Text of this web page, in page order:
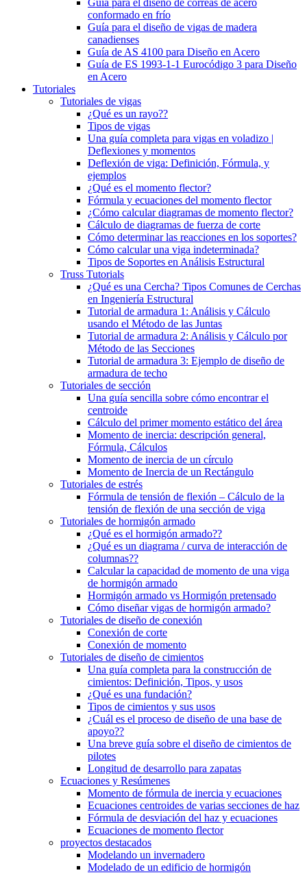
Guía para el diseño de correas de acero
conformado en frío
Guía para el diseño de vigas de madera
canadienses
Guía de AS 4100 para Diseño en Acero
Guía de ES 1993-1-1 Eurocódigo 3 para Diseño
en Acero
Tutoriales
Tutoriales de vigas
¿Qué es un rayo??
Tipos de vigas
Una guía completa para vigas en voladizo |
Deflexiones y momentos
Deflexión de viga: Definición, Fórmula, y
ejemplos
¿Qué es el momento flector?
Fórmula y ecuaciones del momento flector
¿Cómo calcular diagramas de momento flector?
Cálculo de diagramas de fuerza de corte
Cómo determinar las reacciones en los soportes?
Cómo calcular una viga indeterminada?
Tipos de Soportes en Análisis Estructural
Truss Tutorials
¿Qué es una Cercha? Tipos Comunes de Cerchas
en Ingeniería Estructural
Tutorial de armadura 1: Análisis y Cálculo
usando el Método de las Juntas
Tutorial de armadura 2: Análisis y Cálculo por
Método de las Secciones
Tutorial de armadura 3: Ejemplo de diseño de
armadura de techo
Tutoriales de sección
Una guía sencilla sobre cómo encontrar el
centroide
Cálculo del primer momento estático del área
Momento de inercia: descripción general,
Fórmula, Cálculos
Momento de inercia de un círculo
Momento de Inercia de un Rectángulo
Tutoriales de estrés
Fórmula de tensión de flexión – Cálculo de la
tensión de flexión de una sección de viga
Tutoriales de hormigón armado
¿Qué es el hormigón armado??
¿Qué es un diagrama / curva de interacción de
columnas??
Calcular la capacidad de momento de una viga
de hormigón armado
Hormigón armado vs Hormigón pretensado
Cómo diseñar vigas de hormigón armado?
Tutoriales de diseño de conexión
Conexión de corte
Conexión de momento
Tutoriales de diseño de cimientos
Una guía completa para la construcción de
cimientos: Definición, Tipos, y usos
¿Qué es una fundación?
Tipos de cimientos y sus usos
¿Cuál es el proceso de diseño de una base de
apoyo??
Una breve guía sobre el diseño de cimientos de
pilotes
Longitud de desarrollo para zapatas
Ecuaciones y Resúmenes
Momento de fórmula de inercia y ecuaciones
Ecuaciones centroides de varias secciones de haz
Fórmula de desviación del haz y ecuaciones
Ecuaciones de momento flector
proyectos destacados
Modelando un invernadero
Modelado de un edificio de hormigón